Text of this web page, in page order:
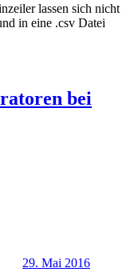
lassen sich nicht
in eine .csv Datei
bei
29. Mai 2016